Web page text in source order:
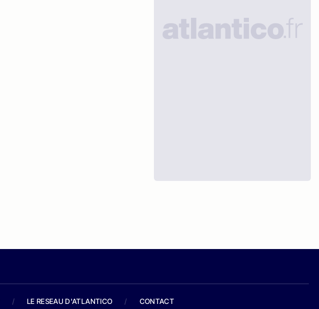
/ LE RESEAU D'ATLANTICO / CONTACT